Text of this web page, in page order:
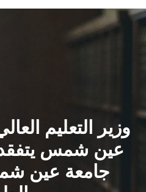
وزير التعليم
عين شمس
جامعة عين